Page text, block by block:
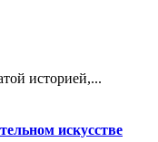
историей,...
искусстве